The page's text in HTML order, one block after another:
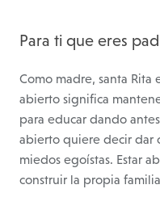
Para ti que eres
Como madre, santa Rita
abierto significa
para educar dando
abierto quiere decir dar
miedos egoístas. Estar
construir la propia